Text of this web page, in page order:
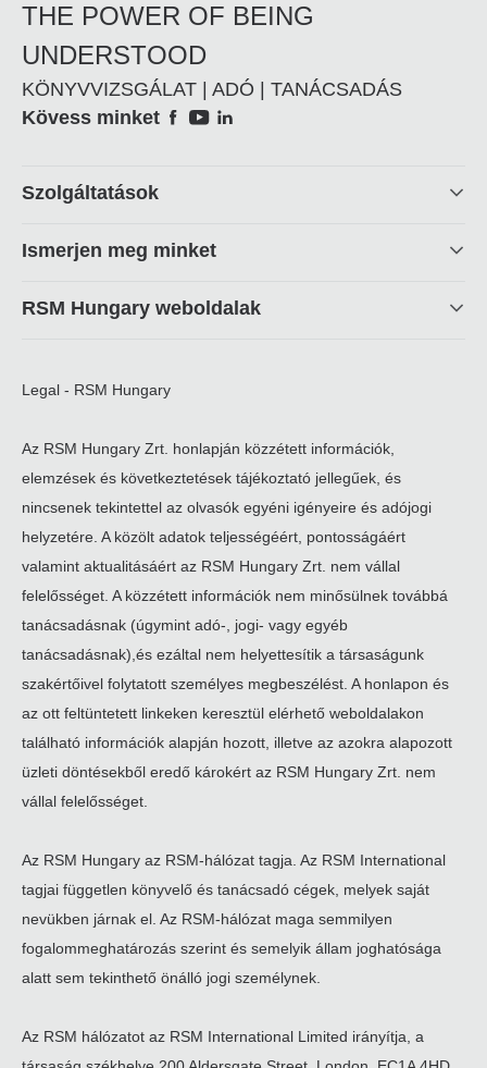
THE POWER OF BEING
UNDERSTOOD
KÖNYVVIZSGÁLAT | ADÓ | TANÁCSADÁS
Social
Kövess minket
Footer
Szolgáltatások
Ismerjen meg minket
RSM Hungary weboldalak
Legal - RSM Hungary
Az RSM Hungary Zrt. honlapján közzétett információk,
elemzések és következtetések tájékoztató jellegűek, és
nincsenek tekintettel az olvasók egyéni igényeire és adójogi
helyzetére. A közölt adatok teljességéért, pontosságáért
valamint aktualitásáért az RSM Hungary Zrt. nem vállal
felelősséget. A közzétett információk nem minősülnek továbbá
tanácsadásnak (úgymint adó-, jogi- vagy egyéb
tanácsadásnak),és ezáltal nem helyettesítik a társaságunk
szakértőivel folytatott személyes megbeszélést. A honlapon és
az ott feltüntetett linkeken keresztül elérhető weboldalakon
található információk alapján hozott, illetve az azokra alapozott
üzleti döntésekből eredő károkért az RSM Hungary Zrt. nem
vállal felelősséget.
Az RSM Hungary az RSM-hálózat tagja. Az RSM International
tagjai független könyvelő és tanácsadó cégek, melyek saját
nevükben járnak el. Az RSM-hálózat maga semmilyen
fogalommeghatározás szerint és semelyik állam joghatósága
alatt sem tekinthető önálló jogi személynek.
Az RSM hálózatot az RSM International Limited irányítja, a